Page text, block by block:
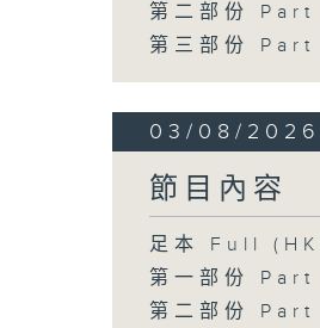
第二部份
第三部份
03/08/2026
節目內容
足本 Full
第一部份
第二部份